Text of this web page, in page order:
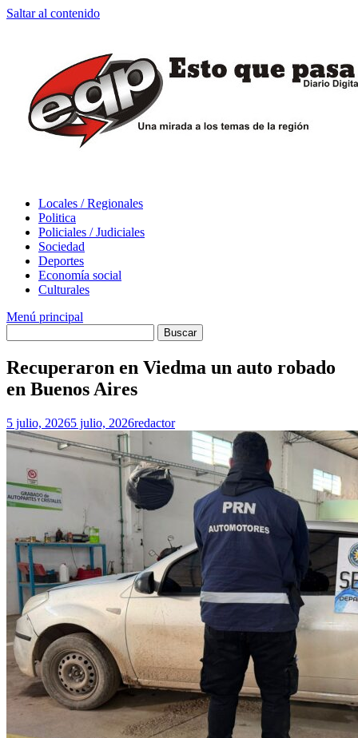
Saltar al contenido
Locales / Regionales
Politica
Policiales / Judiciales
Sociedad
Deportes
Economía social
Culturales
Menú principal
Recuperaron en Viedma un auto robado
en Buenos Aires
5 julio, 20265 julio, 2026redactor